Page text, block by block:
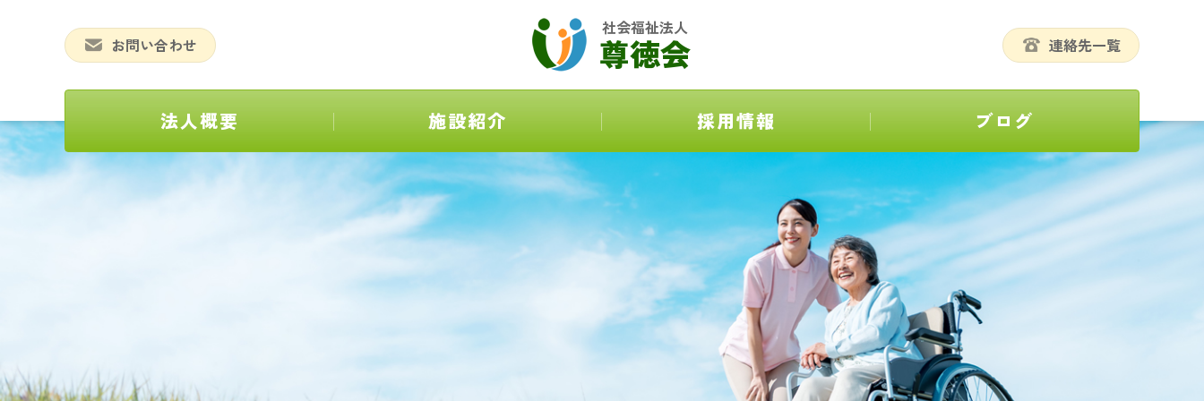
お問い合わせ
社会福祉法人
尊徳会 連絡先一覧
法人概要 施設紹介 採用情報 ブログ